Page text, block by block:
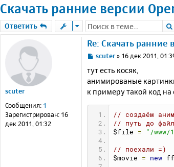
Скачать ранние версии
Ответить
scuter
Сообщения: 1
Зарегистрирован: 16
дек 2011, 01:32
Re: Скачать ранние
С
о
б
щ
scuter» 16 дек 2011,
тут есть косяк,
анимированые
к примеру такой код на
// создаём
// путь до
$file = "/
// поехали =)
$movie = new